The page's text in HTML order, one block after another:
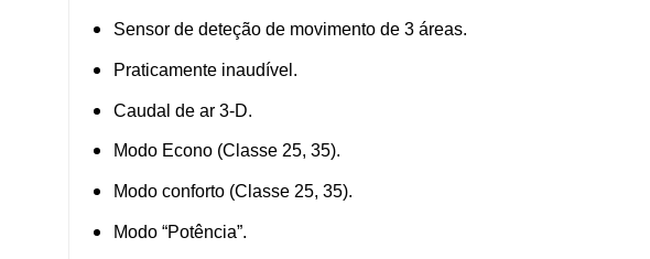
Sensor de deteção de movimento de 3 áreas.
Praticamente inaudível.
Caudal de ar 3-D.
Modo Econo (Classe 25, 35).
Modo conforto (Classe 25, 35).
Modo “Potência”.